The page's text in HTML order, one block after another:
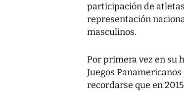
participación de
representación
masculinos.
Por primera vez en su
Juegos
recordarse que en